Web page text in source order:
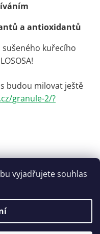
vyjadřujete souhlas
a antioxidantů
kuřecího
budou milovat ještě
granule-2/?